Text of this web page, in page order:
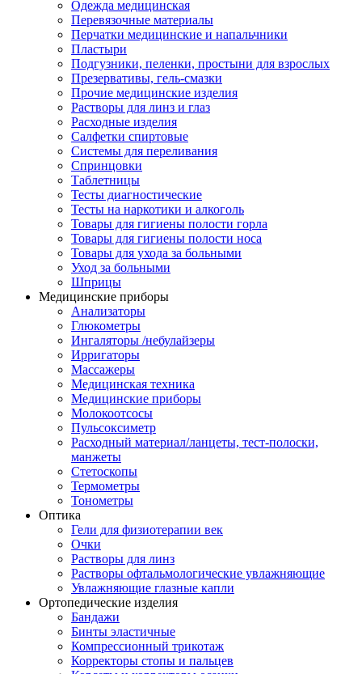
Одежда медицинская
Перевязочные материалы
Перчатки медицинские и напальчники
Пластыри
Подгузники, пеленки, простыни для взрослых
Презервативы, гель-смазки
Прочие медицинские изделия
Растворы для линз и глаз
Расходные изделия
Салфетки спиртовые
Системы для переливания
Спринцовки
Таблетницы
Тесты диагностические
Тесты на наркотики и алкоголь
Товары для гигиены полости горла
Товары для гигиены полости носа
Товары для ухода за больными
Уход за больными
Шприцы
Медицинские приборы
Анализаторы
Глюкометры
Ингаляторы /небулайзеры
Ирригаторы
Массажеры
Медицинская техника
Медицинские приборы
Молокоотсосы
Пульсоксиметр
Расходный материал/ланцеты, тест-полоски,
манжеты
Стетоскопы
Термометры
Тонометры
Оптика
Гели для физиотерапии век
Очки
Растворы для линз
Растворы офтальмологические увлажняющие
Увлажняющие глазные капли
Ортопедические изделия
Бандажи
Бинты эластичные
Компрессионный трикотаж
Корректоры стопы и пальцев